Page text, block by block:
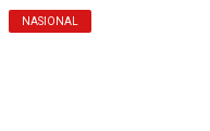
NASIONAL